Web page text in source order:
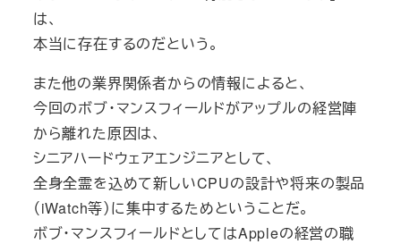
は、
本当に存在するのだという。
また他の業界関係者からの情報によると、
今回のボブ・マンスフィールドがアップルの経営陣
から離れた原因は、
シニアハードウェアエンジニアとして、
全身全霊を込めて新しいCPUの設計や将来の製品
（iWatch等）に集中するためということだ。
ボブ・マンスフィールドとしてはAppleの経営の職